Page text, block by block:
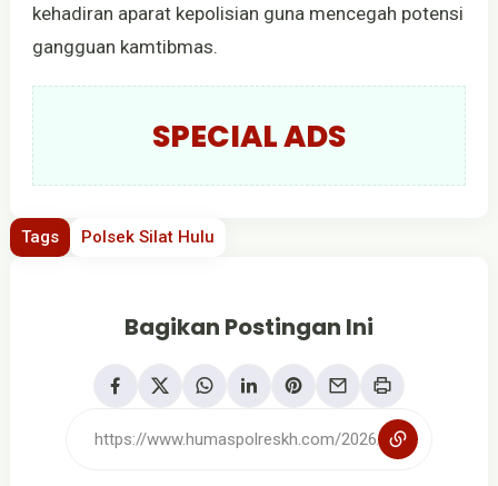
kehadiran aparat kepolisian guna mencegah potensi
gangguan kamtibmas.
SPECIAL ADS
Tags Polsek Silat Hulu
Bagikan Postingan Ini